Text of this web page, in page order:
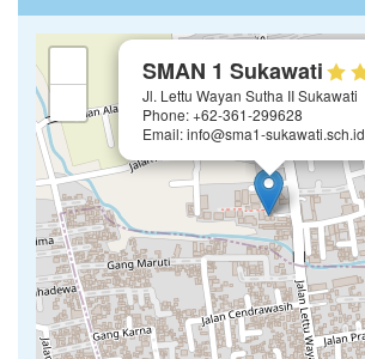
SMAN 1 Sukawati
Jl. Lettu Wayan Sutha II Sukawati
Phone: +62-361-299628
Email: info@sma1-sukawati.sch.id